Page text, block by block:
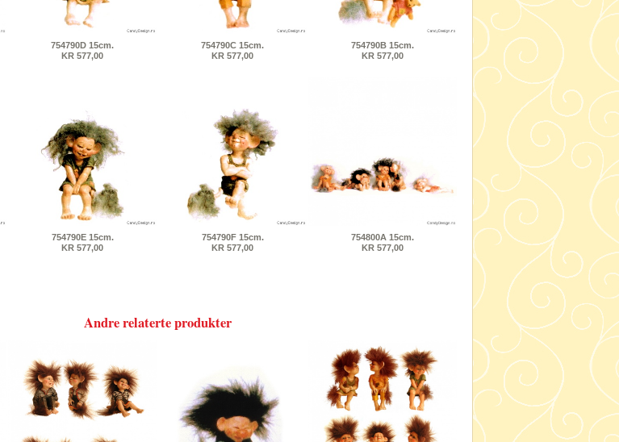
754790D 15cm.
KR 577,00
754790C 15cm.
KR 577,00
754790B 15cm.
KR 577,00
754790E 15cm.
KR 577,00
754790F 15cm.
KR 577,00
754800A 15cm.
KR 577,00
Andre relaterte produkter